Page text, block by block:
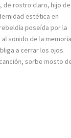
de rostro claro, hijo de
estética en
poseída por la
sonido de la memoria
a cerrar los ojos.
sorbe mosto